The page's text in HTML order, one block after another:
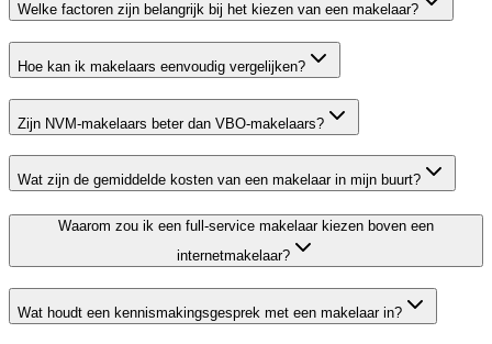
Welke factoren zijn belangrijk bij het kiezen van een makelaar?
Hoe kan ik makelaars eenvoudig vergelijken?
Zijn NVM-makelaars beter dan VBO-makelaars?
Wat zijn de gemiddelde kosten van een makelaar in mijn buurt?
Waarom zou ik een full-service makelaar kiezen boven een
internetmakelaar?
Wat houdt een kennismakingsgesprek met een makelaar in?